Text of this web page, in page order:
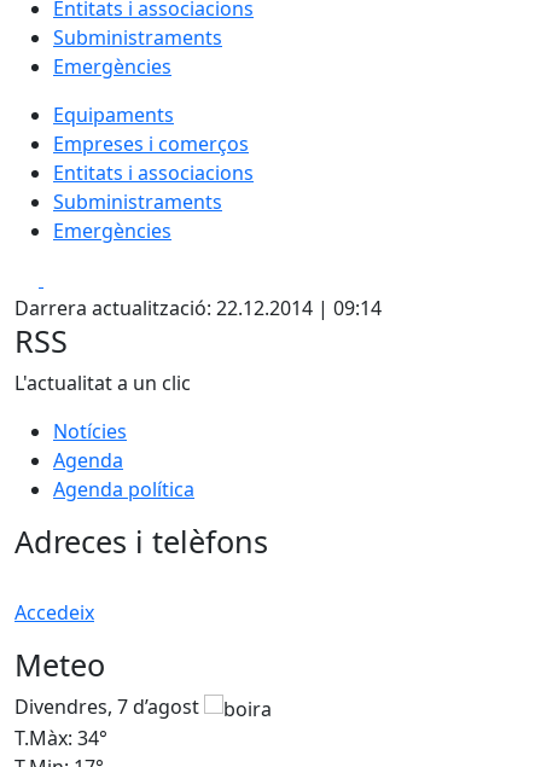
Entitats i associacions
Subministraments
Emergències
Equipaments
Empreses i comerços
Entitats i associacions
Subministraments
Emergències
Darrera actualització: 22.12.2014 | 09:14
RSS
L'actualitat a un clic
Notícies
Agenda
Agenda política
Adreces i telèfons
Accedeix
Meteo
Divendres, 7 d’agost
T.Màx: 34°